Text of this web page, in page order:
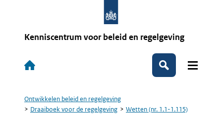
Kenniscentrum voor beleid en regelgeving
Hoofdnavigatie
Zoeken
Kruimelpad
Ontwikkelen beleid en regelgeving
Draaiboek voor de regelgeving
Wetten (nr. 1.1-1.115)